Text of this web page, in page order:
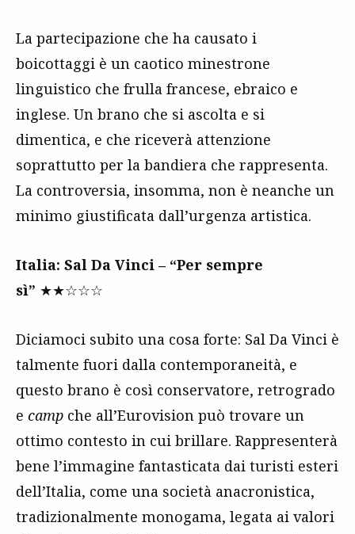
La partecipazione che ha causato i
boicottaggi è un caotico minestrone
linguistico che frulla francese, ebraico e
inglese. Un brano che si ascolta e si
dimentica, e che riceverà attenzione
soprattutto per la bandiera che rappresenta.
La controversia, insomma, non è neanche un
minimo giustificata dall’urgenza artistica.
Italia: Sal Da Vinci – “Per sempre
sì” ★★☆☆☆
Diciamoci subito una cosa forte: Sal Da Vinci è
talmente fuori dalla contemporaneità, e
questo brano è così conservatore, retrogrado
e camp che all’Eurovision può trovare un
ottimo contesto in cui brillare. Rappresenterà
bene l’immagine fantasticata dai turisti esteri
dell’Italia, come una società anacronistica,
tradizionalmente monogama, legata ai valori